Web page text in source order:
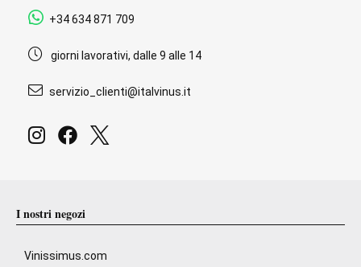
+34 634 871 709
giorni lavorativi, dalle 9 alle 14
servizio_clienti@italvinus.it
I nostri negozi
Vinissimus.com